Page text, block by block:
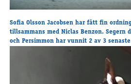
Supertorsdag för företag
Ponnytravtävlingar
Ridsport
Sofia Olsson Jacobsen har fått fin
tillsammans med Niclas Benzon. Segern
och Persimmon har vunnit 2 av 3